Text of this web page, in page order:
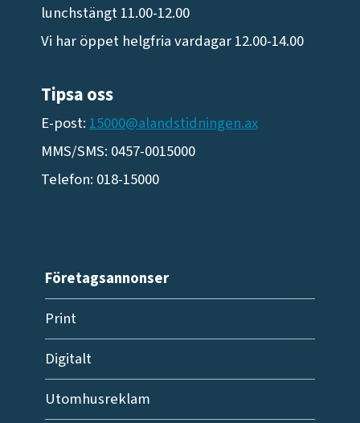
lunchstängt 11.00-12.00
Vi har öppet helgfria vardagar 12.00-14.00
Tipsa oss
E-post:15000@alandstidningen.ax
MMS/SMS: 0457-0015000
Telefon: 018-15000
Företagsannonser
Print
Digitalt
Utomhusreklam